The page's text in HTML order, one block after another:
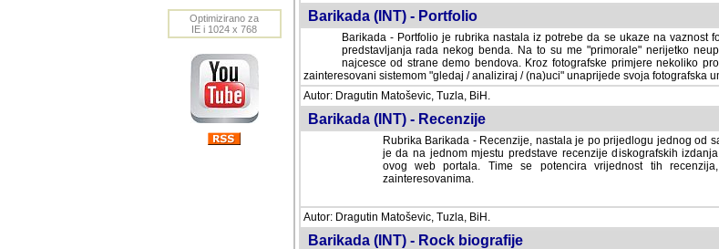
Optimizirano za
IE i 1024 x 768
Barikada (INT) - Portfolio
Barikada - Portfolio je rubrika nastala iz potrebe da se ukaze na vaznost
predstavljanja rada nekog benda. Na to su me "primorale" nerijetko
najcesce od strane demo bendova. Kroz fotografske primjere nekoliko
zainteresovani sistemom "gledaj / analiziraj / (na)uci" unaprijede svoja fotografska
Autor: Dragutin Matoševic, Tuzla, BiH.
Barikada (INT) - Recenzije
Rubrika Barikada - Recenzije, nastala je po prijedlogu jednog od
je da na jednom mjestu predstave recenzije diskografskih
ovog web portala. Time se potencira vrijednost tih
zainteresovanima.
Autor: Dragutin Matoševic, Tuzla, BiH.
Barikada (INT) - Rock biografije